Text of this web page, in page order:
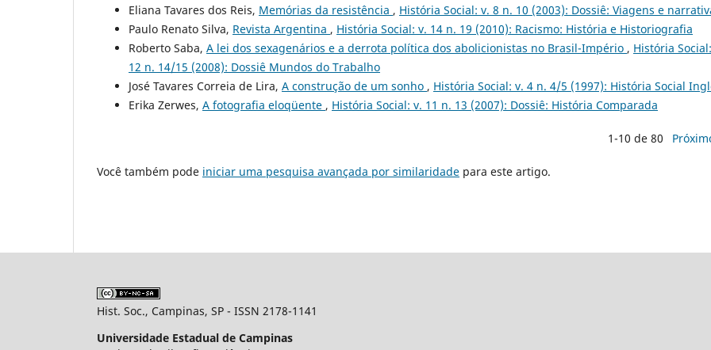
Eliana Tavares dos Reis, Memórias da resistência , História Social: v. 8 n. 10 (2003): Dossiê: Viagens e
Paulo Renato Silva, Revista Argentina , História Social: v. 14 n. 19 (2010): Racismo: História e Historiografia
Roberto Saba, A lei dos sexagenários e a derrota política dos abolicionistas no Brasil-Império , História
12 n. 14/15 (2008): Dossiê Mundos do Trabalho
José Tavares Correia de Lira, A construção de um sonho , História Social: v. 4 n. 4/5 (1997): História Social
Erika Zerwes, A fotografia eloqüente , História Social: v. 11 n. 13 (2007): Dossiê: História Comparada
1-10 de 80
Você também pode iniciar uma pesquisa avançada por similaridade para este artigo.
Hist. Soc., Campinas, SP - ISSN 2178-1141
Universidade Estadual de Campinas